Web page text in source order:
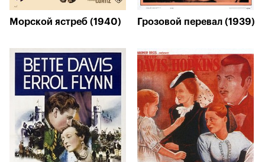
Морской ястреб (1940) Грозовой перевал (1939)